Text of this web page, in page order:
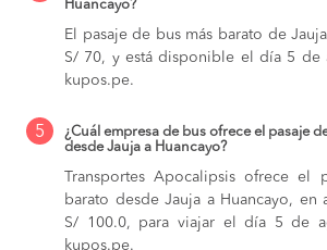
Huancayo?
El pasaje de bus más barato de
S/ 70, y está disponible el día 5 de
kupos.pe.
5
¿Cuál empresa de bus ofrece el pasaje
desde Jauja a Huancayo?
Transportes Apocalipsis ofrece el
barato desde Jauja a Huancayo, en
S/ 100.0, para viajar el día 5 de
kupos.pe.